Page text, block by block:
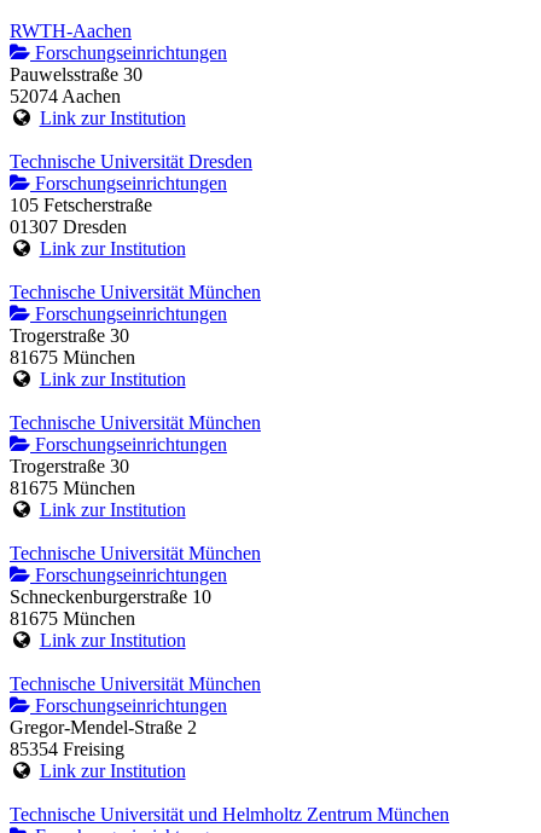
RWTH-Aachen
Forschungseinrichtungen
Pauwelsstraße 30
52074 Aachen
Link zur Institution
Technische Universität Dresden
Forschungseinrichtungen
105 Fetscherstraße
01307 Dresden
Link zur Institution
Technische Universität München
Forschungseinrichtungen
Trogerstraße 30
81675 München
Link zur Institution
Technische Universität München
Forschungseinrichtungen
Trogerstraße 30
81675 München
Link zur Institution
Technische Universität München
Forschungseinrichtungen
Schneckenburgerstraße 10
81675 München
Link zur Institution
Technische Universität München
Forschungseinrichtungen
Gregor-Mendel-Straße 2
85354 Freising
Link zur Institution
Technische Universität und Helmholtz Zentrum München